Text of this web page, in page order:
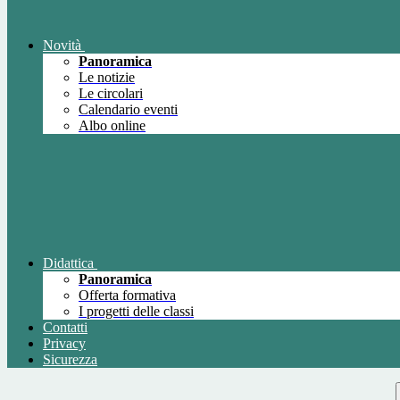
Novità
Panoramica
Le notizie
Le circolari
Calendario eventi
Albo online
Didattica
Panoramica
Offerta formativa
I progetti delle classi
Contatti
Privacy
Sicurezza